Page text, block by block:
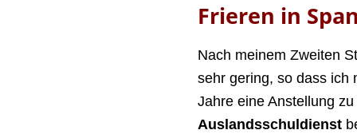
Frieren in
Nach meinem Zweiten
sehr gering, so dass ich
Jahre eine Anstellung
Auslandsschuldienst